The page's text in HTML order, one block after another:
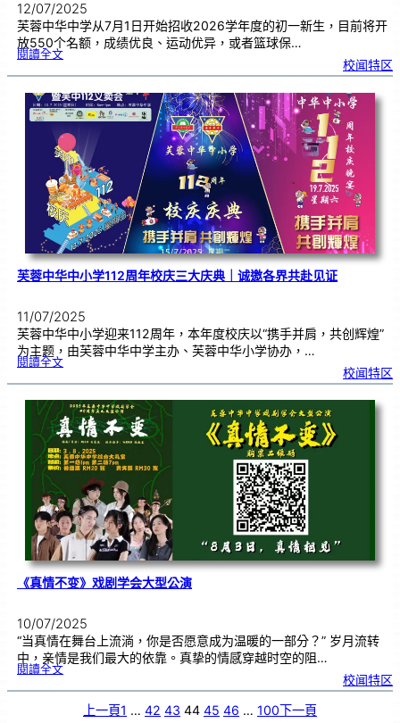
12/07/2025
芙蓉中华中学从7月1日开始招收2026学年度的初一新生，目前将开
放550个名额，成绩优良、运动优异，或者篮球保…
閱讀全文:芙
招
收
一
新
生
|呼
吁
长
尽
早
报
名
校闻特区
芙蓉中华中小学112周年校庆三大庆典｜诚邀各界共赴见证
11/07/2025
芙蓉中华中小学迎来112周年，本年度校庆以“携手并肩，共创辉煌”
为主题，由芙蓉中华中学主办、芙蓉中华小学协办，…
閱讀全文:芙
华
小
学
11
2
周
年
校
庆
三
大
庆
典
邀
各
界
共
赴
见
证
校闻特区
《真情不变》戏剧学会大型公演
10/07/2025
“当真情在舞台上流淌，你是否愿意成为温暖的一部分？” 岁月流转
中，亲情是我们最大的依靠。真挚的情感穿越时空的阻…
閱讀全文:《
情
不
校闻特区
上一頁1 … 42 43 44 45 46 … 100下一頁